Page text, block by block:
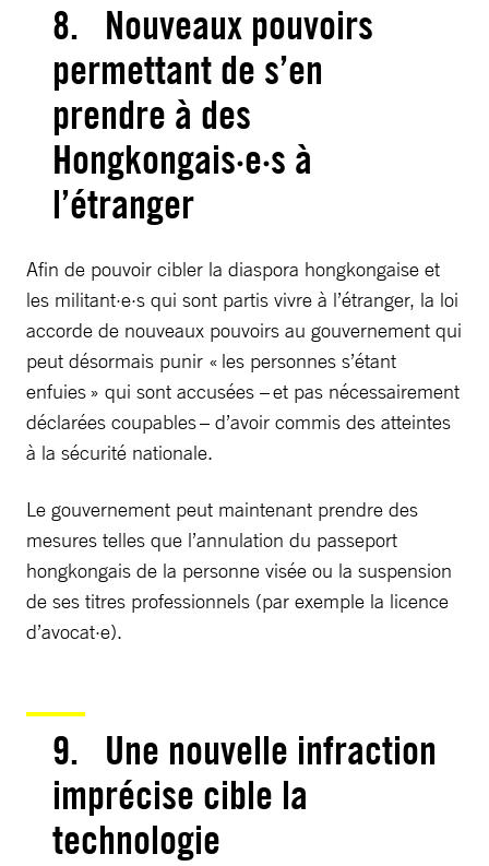
8. Nouveaux pouvoirs
permettant de s’en
prendre à des
Hongkongais·e·s à
l’étranger
Afin de pouvoir cibler la diaspora hongkongaise et
les militant·e·s qui sont partis vivre à l’étranger, la loi
accorde de nouveaux pouvoirs au gouvernement qui
peut désormais punir « les personnes s’étant
enfuies » qui sont accusées – et pas nécessairement
déclarées coupables – d’avoir commis des atteintes
à la sécurité nationale.
Le gouvernement peut maintenant prendre des
mesures telles que l’annulation du passeport
hongkongais de la personne visée ou la suspension
de ses titres professionnels (par exemple la licence
d’avocat·e).
9. Une nouvelle infraction
imprécise cible la
technologie